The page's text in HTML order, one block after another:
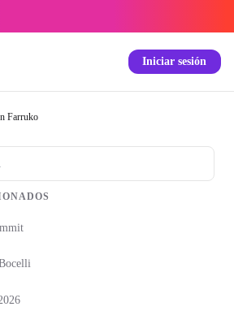
Iniciar sesión
Farruko